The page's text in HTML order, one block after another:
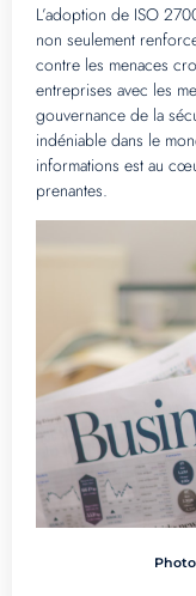
L’adoption de ISO
non seulement
contre les menaces
entreprises avec les
gouvernance de la
indéniable dans le
informations est au
prenantes.